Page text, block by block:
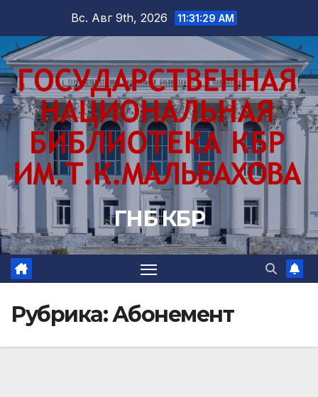
содержимому
Вс. Авг 9th, 2026 11:31:30 AM
ГНБ КБР
Рубрика:Абонемент